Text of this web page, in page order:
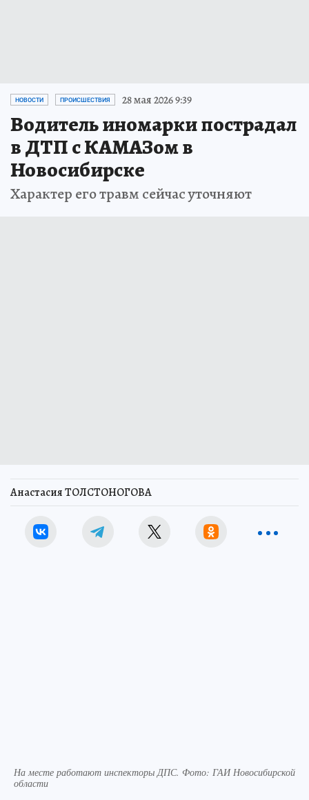
НОВОСТИ ПРОИСШЕСТВИЯ 28 мая 2026 9:39
Водитель иномарки пострадал
в ДТП с КАМАЗом в
Новосибирске
Характер его травм сейчас уточняют
Анастасия ТОЛСТОНОГОВА
На месте работают инспекторы ДПС. Фото: ГАИ Новосибирской
области